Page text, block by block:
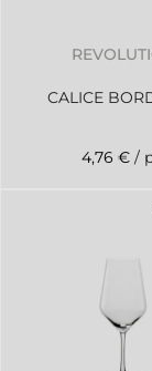
CALICE
4,76 € /